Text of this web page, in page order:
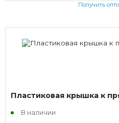
Получить
Пластиковая крышка к
В наличии